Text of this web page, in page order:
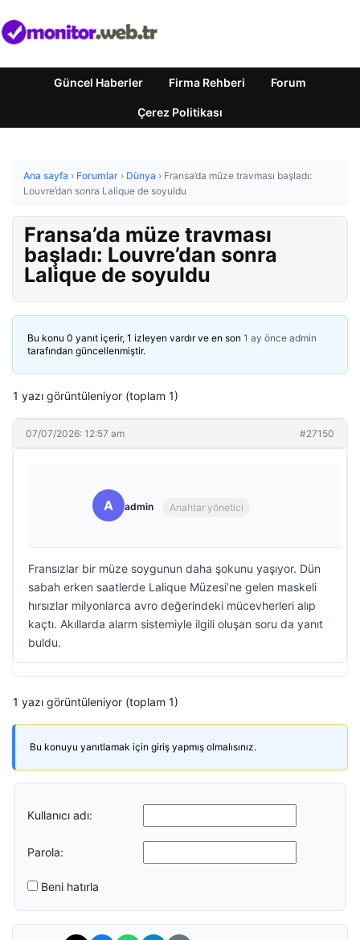
Güncel Haberler Firma Rehberi Forum
Çerez Politikası
Ana sayfa › Forumlar › Dünya › Fransa’da müze travması başladı:
Louvre’dan sonra Lalique de soyuldu
Fransa’da müze travması
başladı: Louvre’dan sonra
Lalique de soyuldu
Bu konu 0 yanıt içerir, 1 izleyen vardır ve en son 1 ay önce admin
tarafından güncellenmiştir.
1 yazı görüntüleniyor (toplam 1)
07/07/2026: 12:57 am #27150
A admin Anahtar yönetici
Fransızlar bir müze soygunun daha şokunu yaşıyor. Dün
sabah erken saatlerde Lalique Müzesi’ne gelen maskeli
hırsızlar milyonlarca avro değerindeki mücevherleri alıp
kaçtı. Akıllarda alarm sistemiyle ilgili oluşan soru da yanıt
buldu.
1 yazı görüntüleniyor (toplam 1)
Bu konuyu yanıtlamak için giriş yapmış olmalısınız.
Kullanıcı adı:
Parola:
Beni hatırla